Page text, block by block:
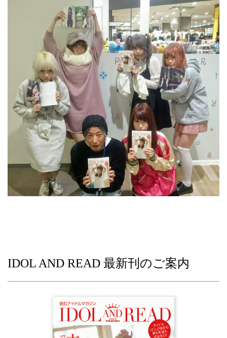
IDOL AND READ 最新刊のご案内